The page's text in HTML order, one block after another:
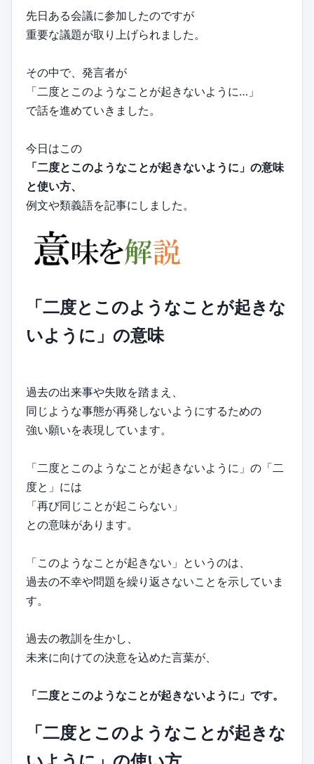
先日ある会議に参加したのですが
重要な議題が取り上げられました。
その中で、発言者が
「二度とこのようなことが起きないように…」
で話を進めていきました。
今日はこの
「二度とこのようなことが起きないように」の意味
と使い方、
例文や類義語を記事にしました。
「二度とこのようなことが起きな
いように」の意味
過去の出来事や失敗を踏まえ、
同じような事態が再発しないようにするための
強い願いを表現しています。
「二度とこのようなことが起きないように」の「二
度と」には
「再び同じことが起こらない」
との意味があります。
「このようなことが起きない」というのは、
過去の不幸や問題を繰り返さないことを示していま
す。
過去の教訓を生かし、
未来に向けての決意を込めた言葉が、
「二度とこのようなことが起きないように」です。
「二度とこのようなことが起きな